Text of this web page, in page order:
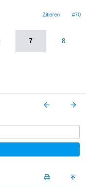
Zitieren #70
7 8